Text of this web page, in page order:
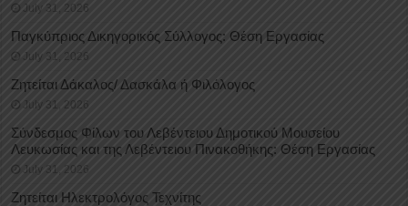
July 31, 2026
Παγκύπριος Δικηγορικός Σύλλογος: Θέση Εργασίας
July 31, 2026
Ζητείται Δάκαλος/ Δασκάλα ή Φιλόλογος
July 31, 2026
Σύνδεσμος Φίλων του Λεβέντειου Δημοτικού Μουσείου
Λευκωσίας και της Λεβέντειου Πινακοθήκης: Θέση Εργασίας
July 31, 2026
Ζητείται Ηλεκτρολόγος Τεχνίτης